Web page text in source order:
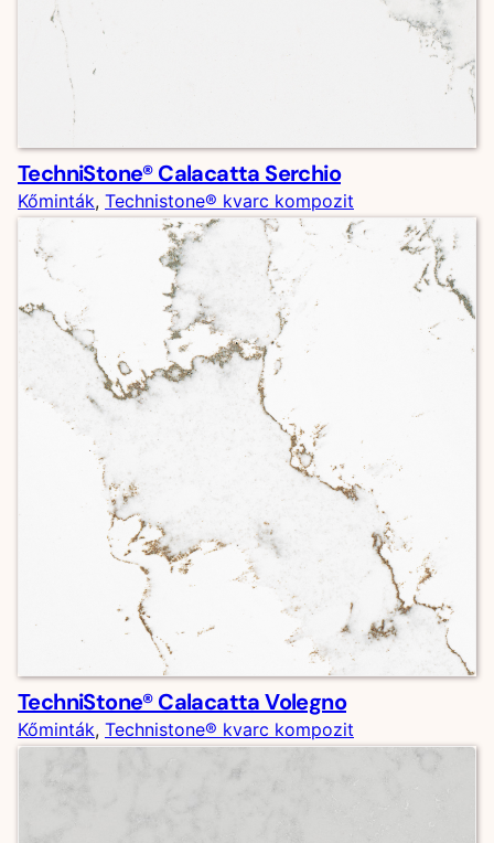
TechniStone® Calacatta Serchio
Kőminták, Technistone® kvarc kompozit
TechniStone® Calacatta Volegno
Kőminták, Technistone® kvarc kompozit